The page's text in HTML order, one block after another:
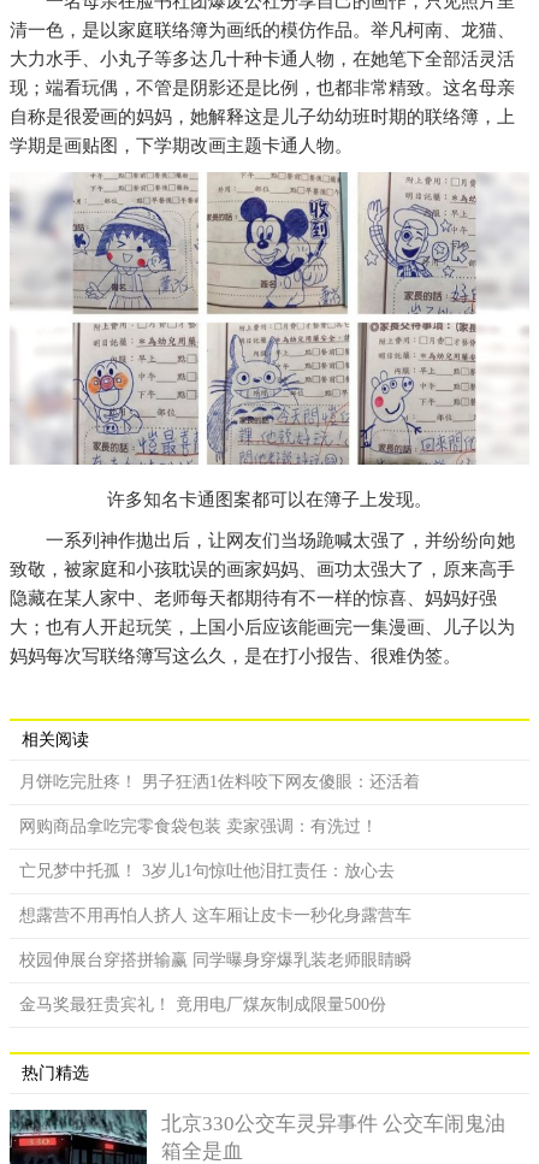
清一色，是以家庭联络簿为画纸的模仿作品。举凡柯南、龙猫、
大力水手、小丸子等多达几十种卡通人物，在她笔下全部活灵活
现；端看玩偶，不管是阴影还是比例，也都非常精致。这名母亲
自称是很爱画的妈妈，她解释这是儿子幼幼班时期的联络簿，上
学期是画贴图，下学期改画主题卡通人物。
许多知名卡通图案都可以在簿子上发现。
一系列神作拋出后，让网友们当场跪喊太强了，并纷纷向她
致敬，被家庭和小孩耽误的画家妈妈、画功太强大了，原来高手
隐藏在某人家中、老师每天都期待有不一样的惊喜、妈妈好强
大；也有人开起玩笑，上国小后应该能画完一集漫画、儿子以为
妈妈每次写联络簿写这么久，是在打小报告、很难伪签。
相关阅读
月饼吃完肚疼！ 男子狂洒1佐料咬下网友傻眼：还活着
网购商品拿吃完零食袋包装 卖家强调：有洗过！
亡兄梦中托孤！ 3岁儿1句惊吐他泪扛责任：放心去
想露营不用再怕人挤人 这车厢让皮卡一秒化身露营车
校园伸展台穿搭拼输赢 同学曝身穿爆乳装老师眼睛瞬
金马奖最狂贵宾礼！ 竟用电厂煤灰制成限量500份
热门精选
北京330公交车灵异事件 公交车闹鬼油
箱全是血